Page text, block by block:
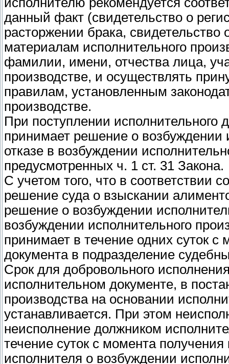
данный факт (свидетельство о
расторжении брака,
материалам исполнительного
фамилии, имени, отчества лица,
производстве, и осуществлять
правилам, установленным
производстве.
При поступлении исполнительного
принимает решение о возбуждении
отказе в возбуждении
предусмотренных ч. 1 ст. 31 Закона.
С учетом того, что в соответствии
решение суда о взыскании
решение о возбуждении
возбуждении исполнительного
принимает в течение одних суток с
документа в подразделение
Срок для добровольного
исполнительном документе, в
производства на основании
устанавливается. При этом
неисполнение должником
течение суток с момента
исполнителя о возбуждении